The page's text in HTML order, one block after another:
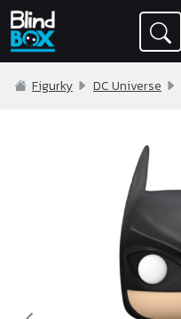
Figurky DC Universe